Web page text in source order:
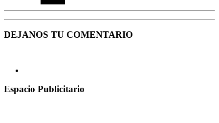
DEJANOS TU COMENTARIO
Espacio Publicitario